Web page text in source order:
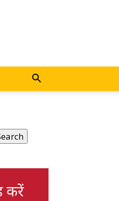
करें